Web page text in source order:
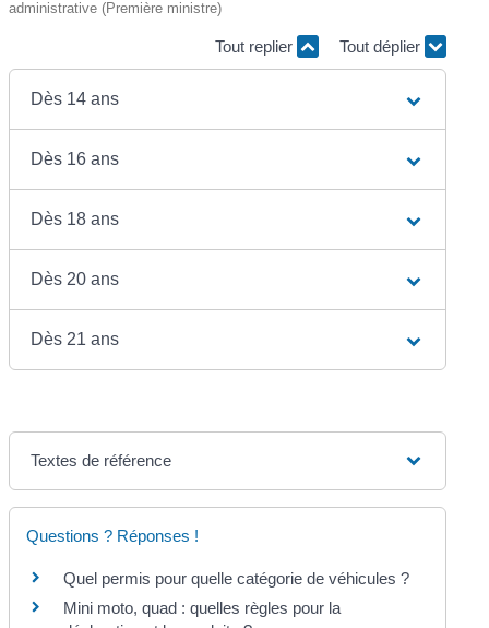
administrative (Première ministre)
Tout replier Tout déplier
Dès 14 ans
Dès 16 ans
Dès 18 ans
Dès 20 ans
Dès 21 ans
Textes de référence
Questions ? Réponses !
Quel permis pour quelle catégorie de véhicules ?
Mini moto, quad : quelles règles pour la